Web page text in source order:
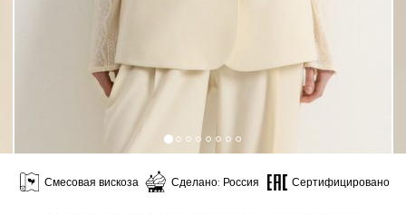
Смесовая вискоза Сделано: Россия Сертифицировано